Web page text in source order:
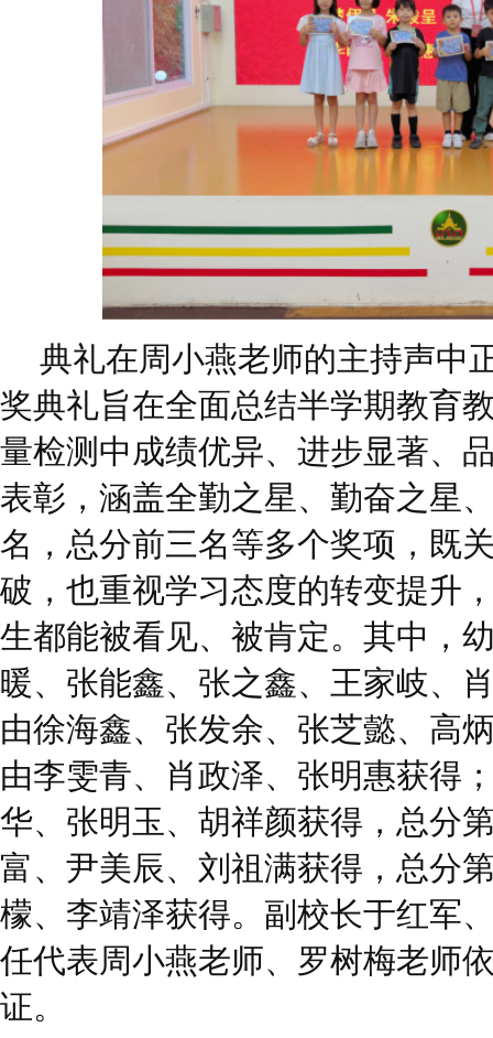
典礼在周小燕老师的主持声中
奖典礼旨在全面总结半学期教育
量检测中成绩优异、进步显著、
表彰，涵盖全勤之星、勤奋之星
名，总分前三名等多个奖项，既
破，也重视学习态度的转变提升
生都能被看见、被肯定。其中，
暖、张能鑫、张之鑫、王家岐、
由徐海鑫、张发余、张芝懿、高
由李雯青、肖政泽、张明惠获得
华、张明玉、胡祥颜获得，总分
富、尹美辰、刘祖满获得，总分
檬、李靖泽获得。副校长于红军
任代表周小燕老师、罗树梅老师
证。